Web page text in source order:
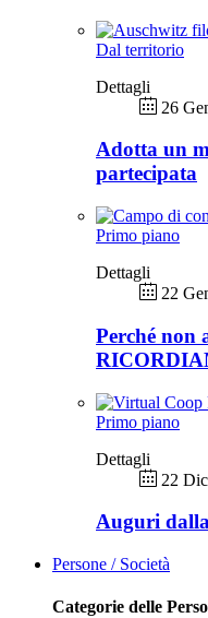
Dal territorio
Dettagli
26
Adotta un
partecipata
Primo piano
Dettagli
22
Perché non
Primo piano
Dettagli
22
Auguri
Persone / Società
Categorie delle